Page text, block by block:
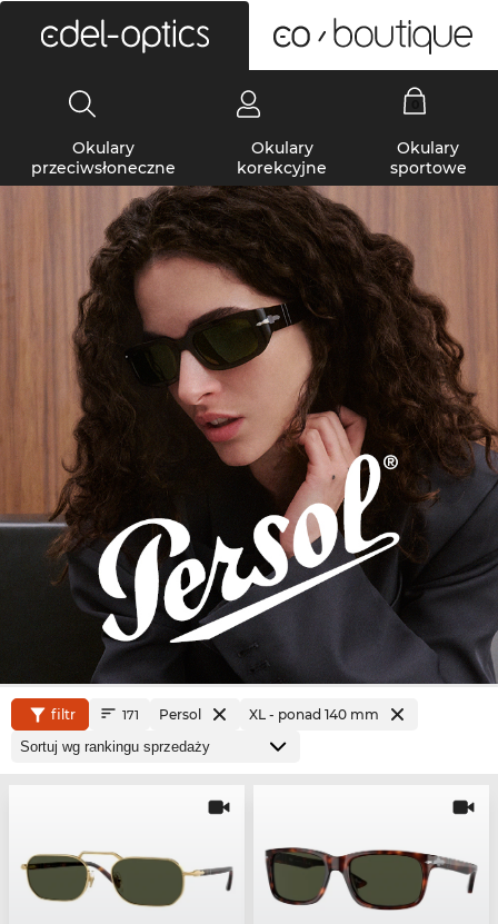
Okulary
przeciwsłoneczne
Okulary
korekcyjne
Okulary
sportowe
filtr 171 Persol XL - ponad 140 mm